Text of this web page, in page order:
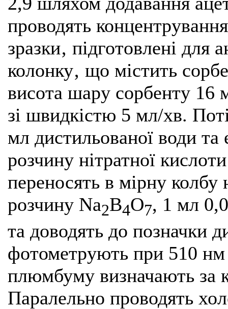
проводять
зразки‚ підготовлені для
колонку‚ що містить
висота шару сорбенту 16
зі швидкістю 5 мл/хв.
мл дистильованої води
розчину нітратної
переносять в мірну
розчину Na2B4O7, 1 мл
та доводять до позначки
фотометрують при 510
плюмбуму визначають за
Паралельно проводять